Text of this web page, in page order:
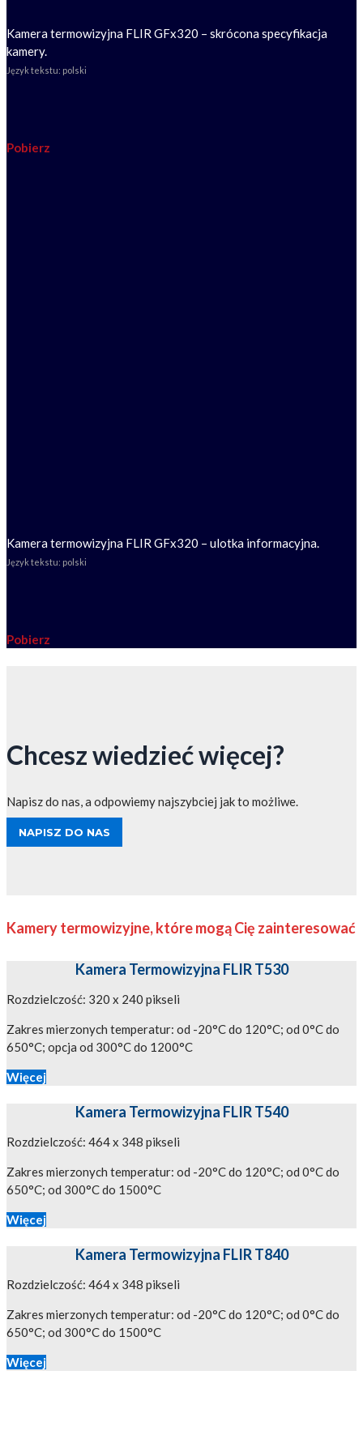
Kamera termowizyjna FLIR GFx320 – skrócona specyfikacja
kamery.
Język tekstu: polski
Pobierz
Kamera termowizyjna FLIR GFx320 – ulotka informacyjna.
Język tekstu: polski
Pobierz
Chcesz wiedzieć więcej?
Napisz do nas, a odpowiemy najszybciej jak to możliwe.
NAPISZ DO NAS
Kamery termowizyjne, które mogą Cię zainteresować
Kamera Termowizyjna FLIR T530
Rozdzielczość: 320 x 240 pikseli
Zakres mierzonych temperatur: od -20°C do 120°C; od 0°C do
650°C; opcja od 300°C do 1200°C
Więcej
Kamera Termowizyjna FLIR T540
Rozdzielczość: 464 x 348 pikseli
Zakres mierzonych temperatur: od -20°C do 120°C; od 0°C do
650°C; od 300°C do 1500°C
Więcej
Kamera Termowizyjna FLIR T840
Rozdzielczość: 464 x 348 pikseli
Zakres mierzonych temperatur: od -20°C do 120°C; od 0°C do
650°C; od 300°C do 1500°C
Więcej